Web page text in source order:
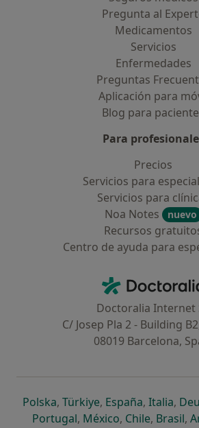
Pregunta al
Medicamentos
Servicios
Enfermedades
Preguntas
Aplicación para
Blog para
Para
Precios
Servicios para
Servicios para
Noa Notes
nuevo
Recursos
Centro de ayuda para
Doctoralia
Doctoralia Internet
C/ Josep Pla 2 - Building
08019 Barcelona,
Polskase abre en una nueva
, Türkiyese abre en una
, Españase abre en
, Italiase
,
Portugalse abre en una nueva
, Méxicose abre en
, Chilese abre
, Brasil,